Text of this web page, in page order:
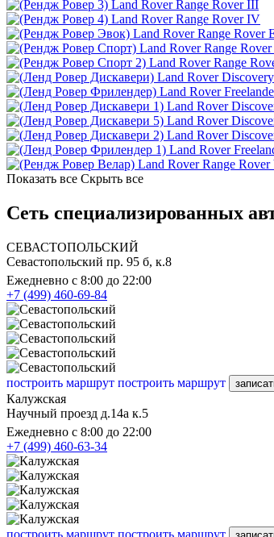
Land Rover Range Rover III
Land Rover Range Rover IV
Land Rover Range Rover
Land Rover Range Rover
Land Rover Range
Land Rover Discovery
Land Rover
Land Rover
Land Rover
Land Rover
Land Rover
Land Rover Range Rover
Показать все Скрыть все
Сеть специализированных
СЕВАСТОПОЛЬСКИЙ
Севастопольский пр. 95 б, к.8
Ежедневно с 8:00 до 22:00
+7 (499) 460-69-84
построить маршрут построить маршрут
Калужская
Научный проезд д.14а к.5
Ежедневно с 8:00 до 22:00
+7 (499) 460-63-34
построить маршрут построить маршрут